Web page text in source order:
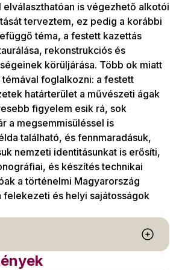
is végezhető alkotói
terveztem, ez pedig a korábbi
téma, a festett kazettás
rekonstrukciós és
körüljárása. Több ok miatt
foglalkozni: a festett
határterület a művészeti ágak
figyelem esik rá, sok
a megsemmisüléssel is
található, és fennmaradásuk,
nemzeti identitásunkat is erősíti,
és készítés technikai
a történelmi Magyarország
felekezeti és helyi sajátosságok